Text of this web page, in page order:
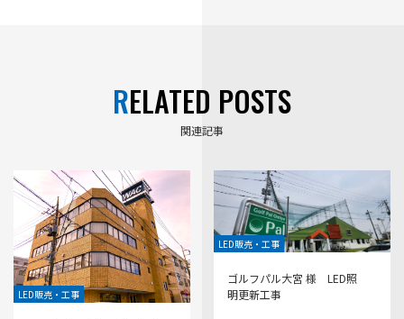
RELATED POSTS
関連記事
LED販売・工事
LED販売・工事
ゴルフパル大宮 様 LED照
明更新工事